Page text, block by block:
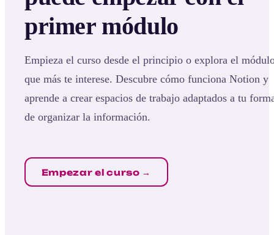
primer módulo
Empieza el curso desde el principio o explora el
que más te interese. Descubre cómo funciona Notion y
aprende a crear espacios de trabajo adaptados a tu
de organizar la información.
Empezar el curso →